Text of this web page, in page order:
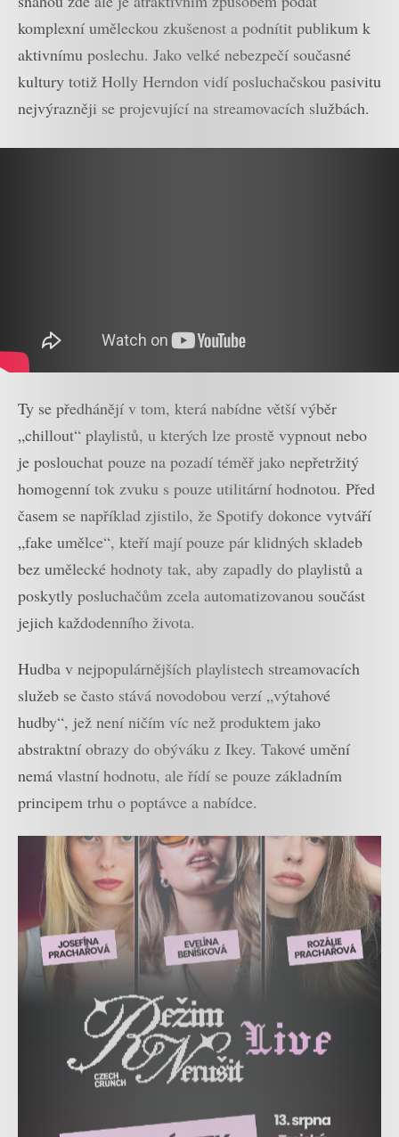
komplexní uměleckou zkušenost a podnítit publikum k
aktivnímu poslechu. Jako velké nebezpečí současné
kultury totiž Holly Herndon vidí posluchačskou pasivitu
nejvýrazněji se projevující na streamovacích službách.
Ty se předhánějí v tom, která nabídne větší výběr
„chillout“ playlistů, u kterých lze prostě vypnout nebo
je poslouchat pouze na pozadí téměř jako nepřetržitý
homogenní tok zvuku s pouze utilitární hodnotou. Před
časem se například zjistilo, že Spotify dokonce vytváří
„fake umělce“, kteří mají pouze pár klidných skladeb
bez umělecké hodnoty tak, aby zapadly do playlistů a
poskytly posluchačům zcela automatizovanou součást
jejich každodenního života.
Hudba v nejpopulárnějších playlistech streamovacích
služeb se často stává novodobou verzí „výtahové
hudby“, jež není ničím víc než produktem jako
abstraktní obrazy do obýváku z Ikey. Takové umění
nemá vlastní hodnotu, ale řídí se pouze základním
principem trhu o poptávce a nabídce.